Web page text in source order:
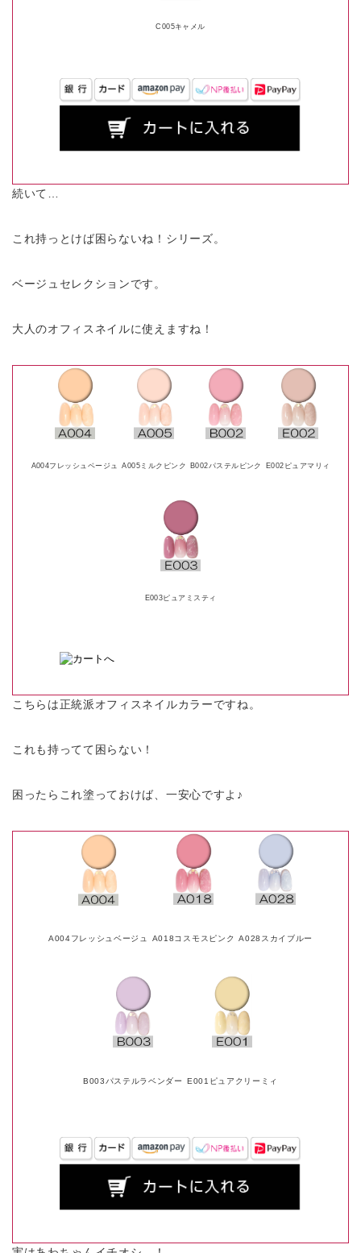
C005キャメル
続いて…
これ持っとけば困らないね！シリーズ。
ベージュセレクションです。
大人のオフィスネイルに使えますね！
A004フレッシュベージュ A005ミルクピンク B002パステルピンク E002ピュアマリィ
E003ピュアミスティ
こちらは正統派オフィスネイルカラーですね。
これも持ってて困らない！
困ったらこれ塗っておけば、一安心ですよ♪
A004フレッシュベージュ A018コスモスピンク A028スカイブルー
B003パステルラベンダー E001ピュアクリーミィ